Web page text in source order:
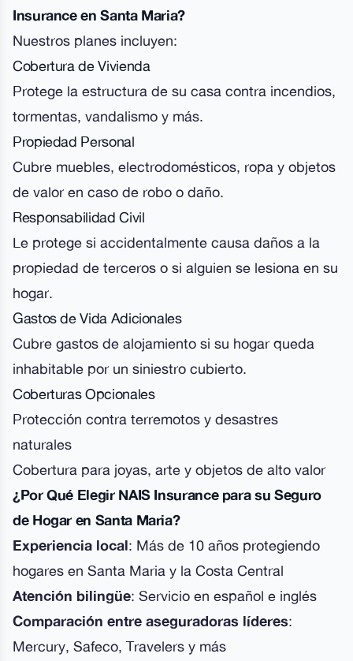
Insurance en Santa Maria?
Nuestros planes incluyen:
Cobertura de Vivienda
Protege la estructura de su casa contra incendios,
tormentas, vandalismo y más.
Propiedad Personal
Cubre muebles, electrodomésticos, ropa y objetos
de valor en caso de robo o daño.
Responsabilidad Civil
Le protege si accidentalmente causa daños a la
propiedad de terceros o si alguien se lesiona en su
hogar.
Gastos de Vida Adicionales
Cubre gastos de alojamiento si su hogar queda
inhabitable por un siniestro cubierto.
Coberturas Opcionales
Protección contra terremotos y desastres
naturales
Cobertura para joyas, arte y objetos de alto valor
¿Por Qué Elegir NAIS Insurance para su Seguro
de Hogar en Santa Maria?
Experiencia local: Más de 10 años protegiendo
hogares en Santa Maria y la Costa Central
Atención bilingüe: Servicio en español e inglés
Comparación entre aseguradoras líderes:
Mercury, Safeco, Travelers y más